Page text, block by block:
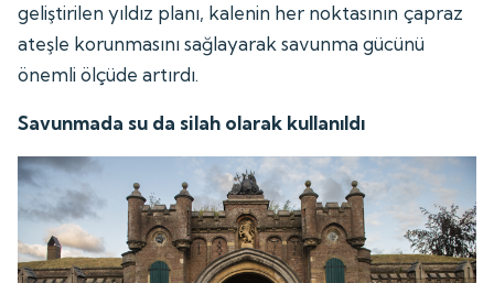
geliştirilen yıldız planı, kalenin her noktasının çapraz
ateşle korunmasını sağlayarak savunma gücünü
önemli ölçüde artırdı.
Savunmada su da silah olarak kullanıldı